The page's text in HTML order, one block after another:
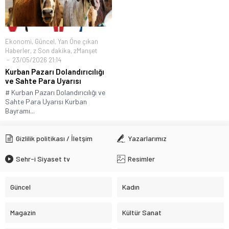
edildi
MHP Lideri Bahçeli Nikah Şahidi Oldu
Ekonomi, Güncel, Yan Öne çıkan
Haberler, z Son dakika, zManşet
23/05/2026 21:14
Kurban Pazarı Dolandırıcılığı
ve Sahte Para Uyarısı
# Kurban Pazarı Dolandırıcılığı ve
Sahte Para Uyarısı Kurban
Bayramı...
Gizlilik politikası / İletşim Yazarlarımız
Sehr-i Siyaset tv Resimler
Güncel Kadın
Magazin Kültür Sanat